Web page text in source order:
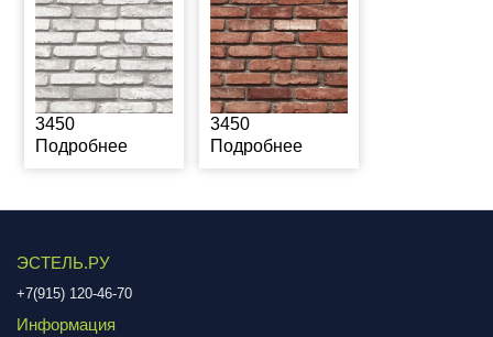
3450
Подробнее
3450
Подробнее
ЭСТЕЛЬ.РУ
+7(915) 120-46-70
Информация